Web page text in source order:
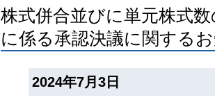
株式併合並びに単元株式
に係る承認決議に関する
2024年7月3日